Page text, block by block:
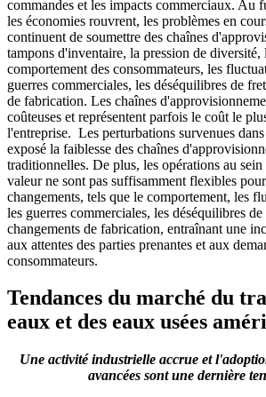
commandes et les impacts commerciaux. Au
les économies rouvrent, les problèmes en
continuent de soumettre des chaînes
tampons d'inventaire, la pression de
comportement des consommateurs, les
guerres commerciales, les déséquilibres de
de fabrication. Les chaînes
coûteuses et représentent parfois le coût le
l'entreprise. Les perturbations survenues
exposé la faiblesse des chaînes
traditionnelles. De plus, les opérations au sein
valeur ne sont pas suffisamment flexibles
changements, tels que le comportement, les
les guerres commerciales, les déséquilibres
changements de fabrication, entraînant une
aux attentes des parties prenantes et aux
consommateurs.
Tendances du marché du
eaux et des eaux usées
Une activité industrielle accrue et
avancées sont une dernière